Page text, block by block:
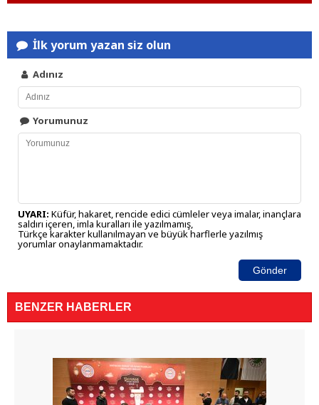
İlk yorum yazan siz olun
Adınız
Yorumunuz
UYARI: Küfür, hakaret, rencide edici cümleler veya imalar, inançlara
saldırı içeren, imla kuralları ile yazılmamış,
Türkçe karakter kullanılmayan ve büyük harflerle yazılmış
yorumlar onaylanmamaktadır.
Gönder
BENZER HABERLER